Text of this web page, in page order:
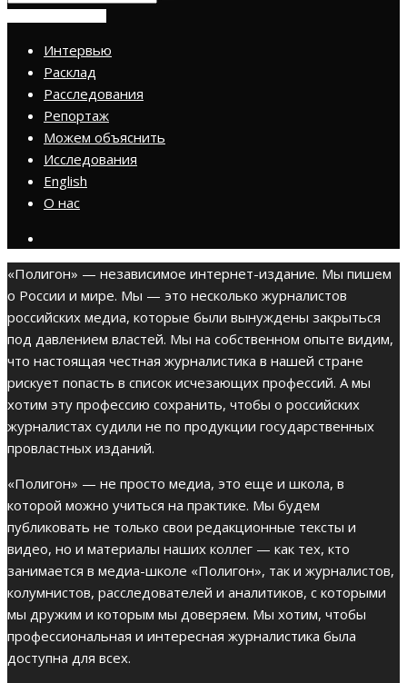
Интервью
Расклад
Расследования
Репортаж
Можем объяснить
Исследования
English
О нас
«Полигон» — независимое интернет-издание. Мы пишем
о России и мире. Мы — это несколько журналистов
российских медиа, которые были вынуждены закрыться
под давлением властей. Мы на собственном опыте видим,
что настоящая честная журналистика в нашей стране
рискует попасть в список исчезающих профессий. А мы
хотим эту профессию сохранить, чтобы о российских
журналистах судили не по продукции государственных
провластных изданий.
«Полигон» — не просто медиа, это еще и школа, в
которой можно учиться на практике. Мы будем
публиковать не только свои редакционные тексты и
видео, но и материалы наших коллег — как тех, кто
занимается в медиа-школе «Полигон», так и журналистов,
колумнистов, расследователей и аналитиков, с которыми
мы дружим и которым мы доверяем. Мы хотим, чтобы
профессиональная и интересная журналистика была
доступна для всех.